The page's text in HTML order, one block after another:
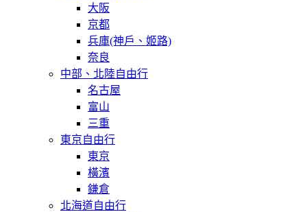
大阪
京都
兵庫(神戶、姬路)
奈良
中部、北陸自由行
名古屋
富山
三重
東京自由行
東京
橫濱
鎌倉
北海道自由行